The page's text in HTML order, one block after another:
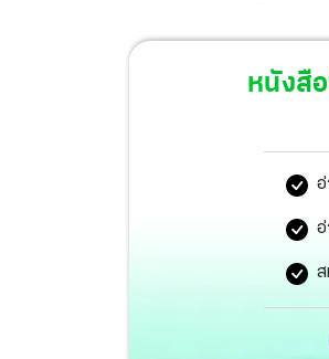
หนังสื
อ่
อ่
ส